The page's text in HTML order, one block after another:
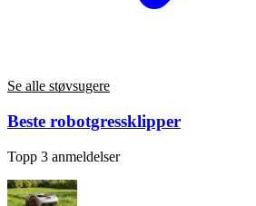
Se alle støvsugere
Beste robotgressklipper
Topp 3 anmeldelser